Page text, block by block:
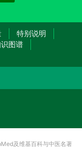
特别说明
图谱
及维基百科与中医名著